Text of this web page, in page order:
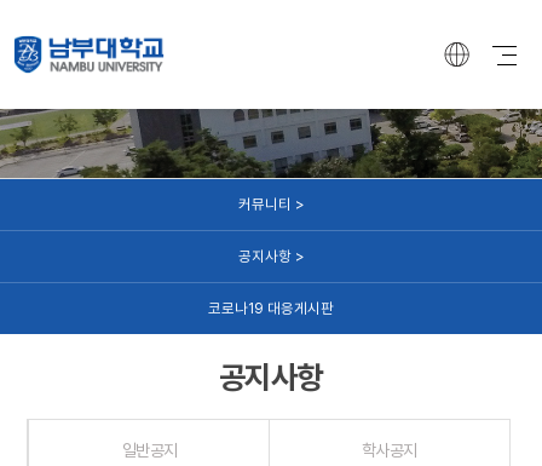
커뮤니티 >
공지사항 >
코로나19 대응게시판
공지사항
일반공지 학사공지